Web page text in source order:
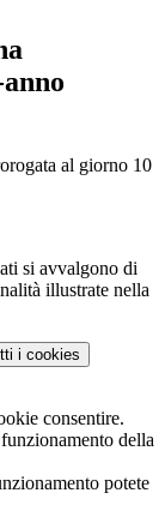
al giorno 10
si avvalgono di
illustrate nella
i cookies
consentire.
della
potete